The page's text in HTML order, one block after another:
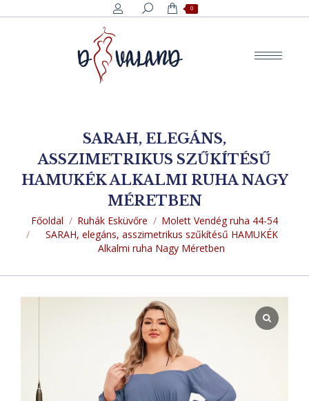
Search: 0
SARAH, ELEGÁNS,
ASSZIMETRIKUS SZŰKÍTÉSŰ
HAMUKÉK ALKALMI RUHA NAGY
MÉRETBEN
You are here:
Főoldal Ruhák Esküvőre
Molett Vendég ruha 44-54
SARAH, elegáns, asszimetrikus szűkítésű HAMUKÉK
Alkalmi ruha Nagy Méretben